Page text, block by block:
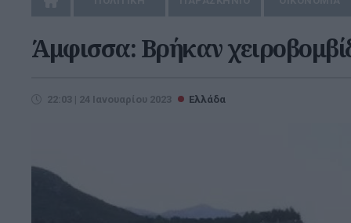
Άμφισσα: Βρήκαν
22:03 | 24 Ιανουαρίου 2023 Ελλάδα